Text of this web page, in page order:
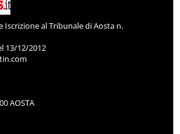
al Tribunale di Aosta n.
13/12/2012
AOSTA